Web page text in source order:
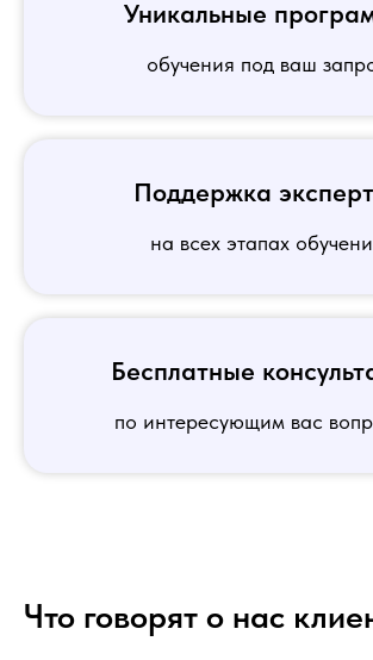
Уникальные
обучения под ваш
Поддержка
на всех этапах
Бесплатные
по интересующим вас
Что говорят о нас